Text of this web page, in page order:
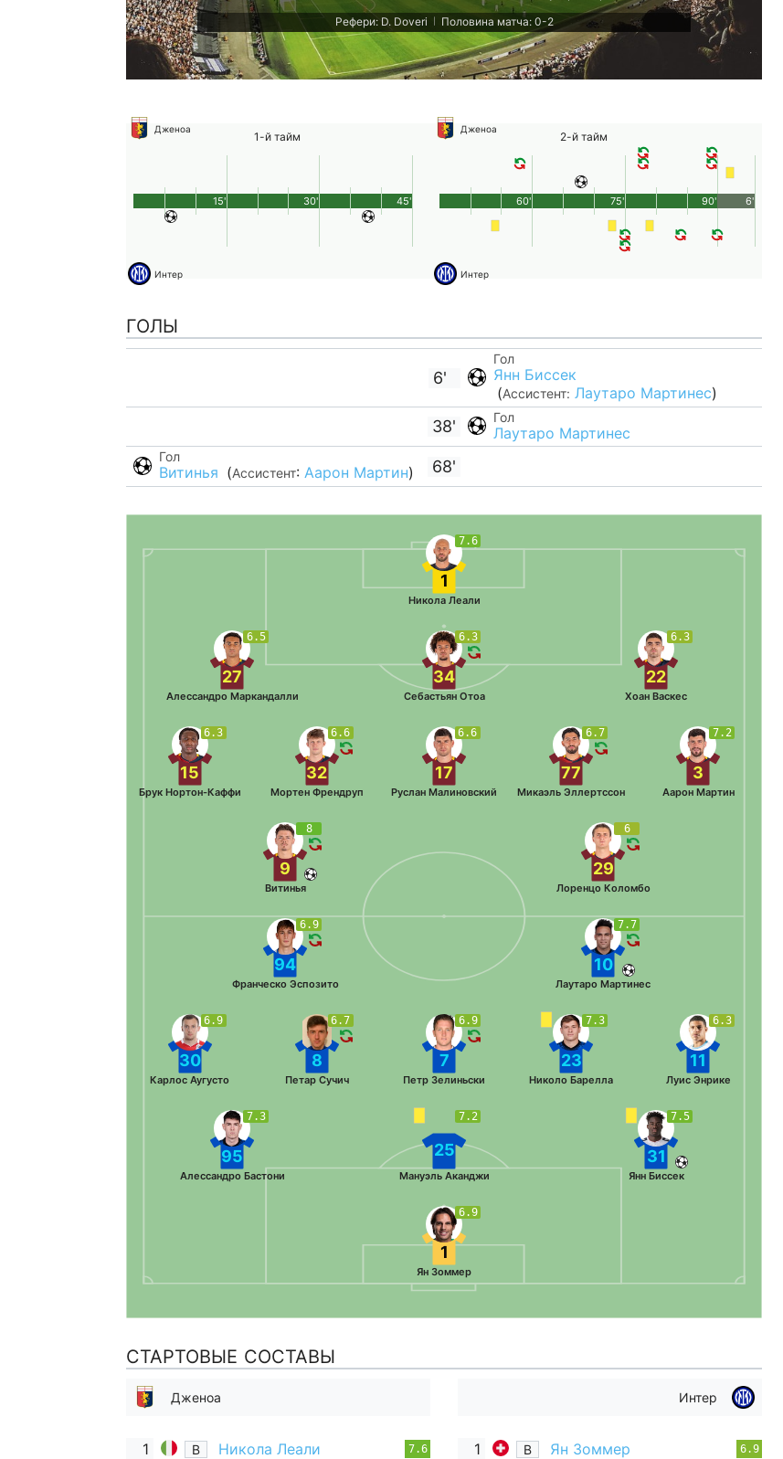
Рефери: D. Doveri
Половина матча: 0-2
Дженоа
1-й тайм
Интер
45'
15' 30'
Дженоа
2-й тайм
Интер
90'
60' 75' 6'
ГОЛЫ
6'
Гол
Янн Биссек
(Ассистент: Лаутаро Мартинес)
38' Гол
Лаутаро Мартинес
Гол
Витинья (Ассистент: Аарон Мартин) 68'
7.6
1
Никола Леали
6.3
22
Хоан Васкес
6.3
34
Себастьян Отоа
6.5
27
Алессандро Маркандалли
7.2
3
Аарон Мартин
6.7
77
Микаэль Эллертссон
6.6
17
Руслан Малиновский
6.6
32
Мортен Френдруп
6.3
15
Брук Нортон-Каффи
6
29
Лоренцо Коломбо
8
9
Витинья
6.9
1
Ян Зоммер
7.3
95
Алессандро Бастони
7.2
25
Мануэль Аканджи
7.5
31
Янн Биссек
6.9
30
Карлос Аугусто
6.7
8
Петар Сучич
6.9
7
Петр Зелиньски
7.3
23
Николо Барелла
6.3
11
Луис Энрике
6.9
94
Франческо Эспозито
7.7
10
Лаутаро Мартинес
СТАРТОВЫЕ СОСТАВЫ
Дженоа
1 В Никола Леали 7.6
Интер
1 В Ян Зоммер 6.9